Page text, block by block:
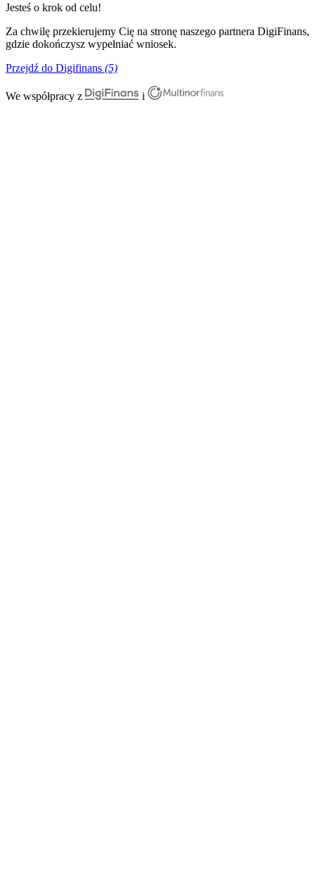
Jesteś o krok od celu!
Za chwilę przekierujemy Cię na stronę naszego partnera DigiFinans,
gdzie dokończysz wypełniać wniosek.
Przejdź do Digifinans (5)
We współpracy z i